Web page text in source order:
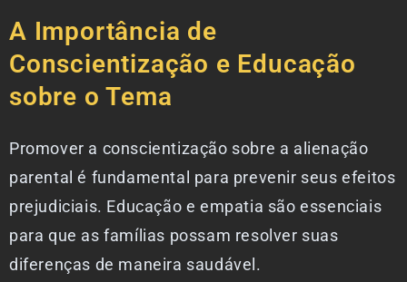
A Importância de
Conscientização e Educação
sobre o Tema
Promover a conscientização sobre a alienação
parental é fundamental para prevenir seus efeitos
prejudiciais. Educação e empatia são essenciais
para que as famílias possam resolver suas
diferenças de maneira saudável.